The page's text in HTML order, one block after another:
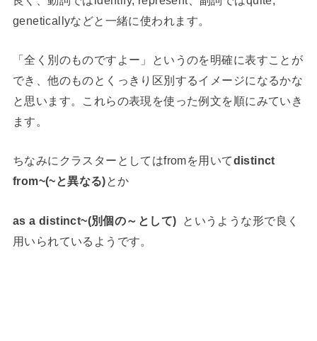
geneticallyなどと一緒に使われます。
「全く別のものですよー」というのを明確に表すことが
でき、他のものとくっきり区別するイメージになるかな
と思います。これらの表現を使った例文を順にみていき
ます。
ちなみにクラスターとしてはfromを用いてdistinct
from~(~と異なる)とか
as a distinct~(別個の～として)
というような形で良く
用いられているようです。